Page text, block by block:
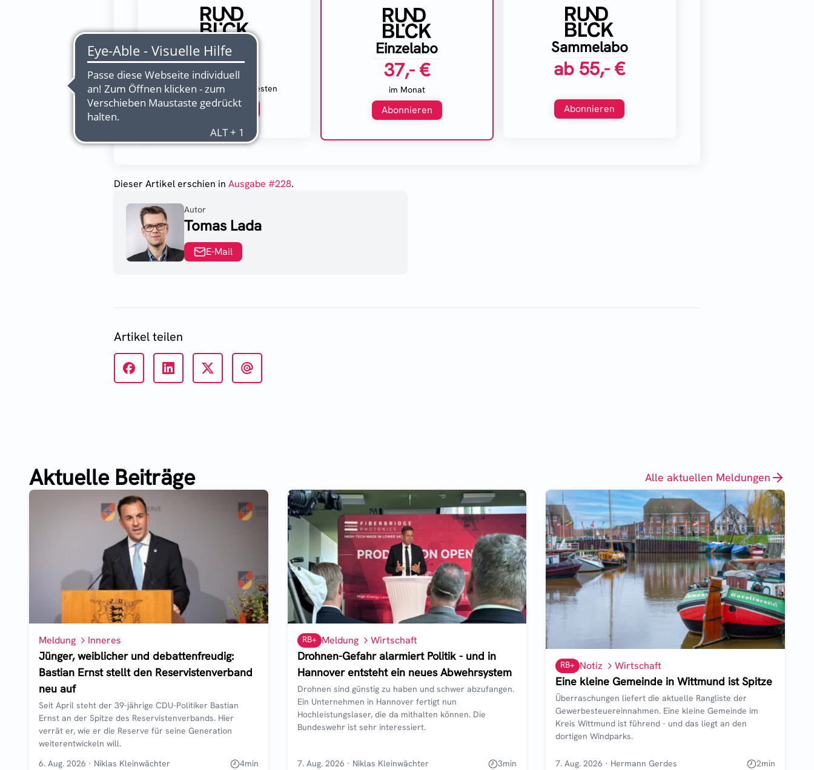
Probeabo
0,- €
2 Wochen kostenlos testen
Abonnieren
Einzelabo
37,- €
im Monat
Abonnieren
Sammelabo
ab 55,- €
Abonnieren
Dieser Artikel erschien in Ausgabe #228.
Autor
Tomas Lada
E-Mail
Artikel teilen
Alle aktuellen Meldungen
Aktuelle Beiträge
Meldung Inneres
Jünger, weiblicher und debattenfreudig:
Bastian Ernst stellt den Reservistenverband
neu auf
Seit April steht der 39-jährige CDU-Politiker Bastian
Ernst an der Spitze des Reservistenverbands. Hier
verrät er, wie er die Reserve für seine Generation
weiterentwickeln will.
6. Aug. 2026 · Niklas Kleinwächter 4min
RB+ Meldung Wirtschaft
Drohnen-Gefahr alarmiert Politik - und in
Hannover entsteht ein neues Abwehrsystem
Drohnen sind günstig zu haben und schwer abzufangen.
Ein Unternehmen in Hannover fertigt nun
Hochleistungslaser, die da mithalten können. Die
Bundeswehr ist sehr interessiert.
7. Aug. 2026 · Niklas Kleinwächter 3min
RB+ Notiz Wirtschaft
Eine kleine Gemeinde in Wittmund ist Spitze
Überraschungen liefert die aktuelle Rangliste der
Gewerbesteuereinnahmen. Eine kleine Gemeinde im
Kreis Wittmund ist führend - und das liegt an den
dortigen Windparks.
7. Aug. 2026 · Hermann Gerdes 2min